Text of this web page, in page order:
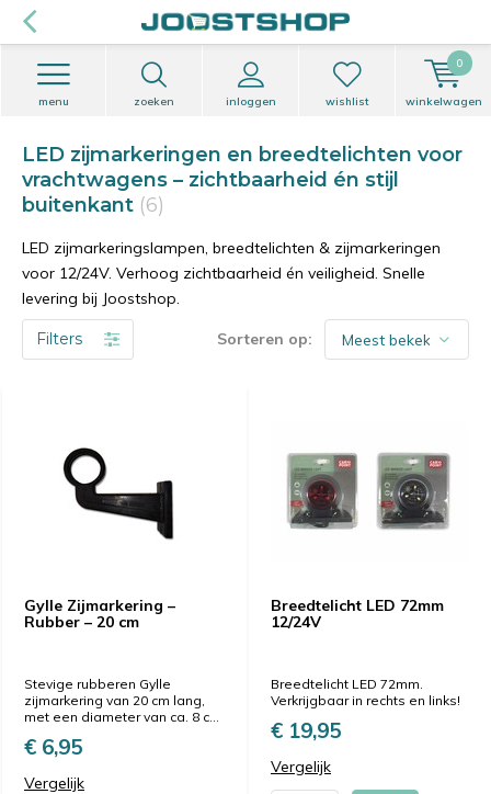
zoeken inloggen
menu wishlist winkelwagen
0
LED zijmarkeringen en breedtelichten voor
vrachtwagens – zichtbaarheid én stijl
buitenkant (6)
LED zijmarkeringslampen, breedtelichten & zijmarkeringen
voor 12/24V. Verhoog zichtbaarheid én veiligheid. Snelle
levering bij Joostshop.
Filters Sorteren op:
Gylle Zijmarkering –
Rubber – 20 cm
Stevige rubberen Gylle
zijmarkering van 20 cm lang,
met een diameter van ca. 8 c...
€ 6,95
Vergelijk
Breedtelicht LED 72mm
12/24V
Breedtelicht LED 72mm.
Verkrijgbaar in rechts en links!
€ 19,95
Vergelijk